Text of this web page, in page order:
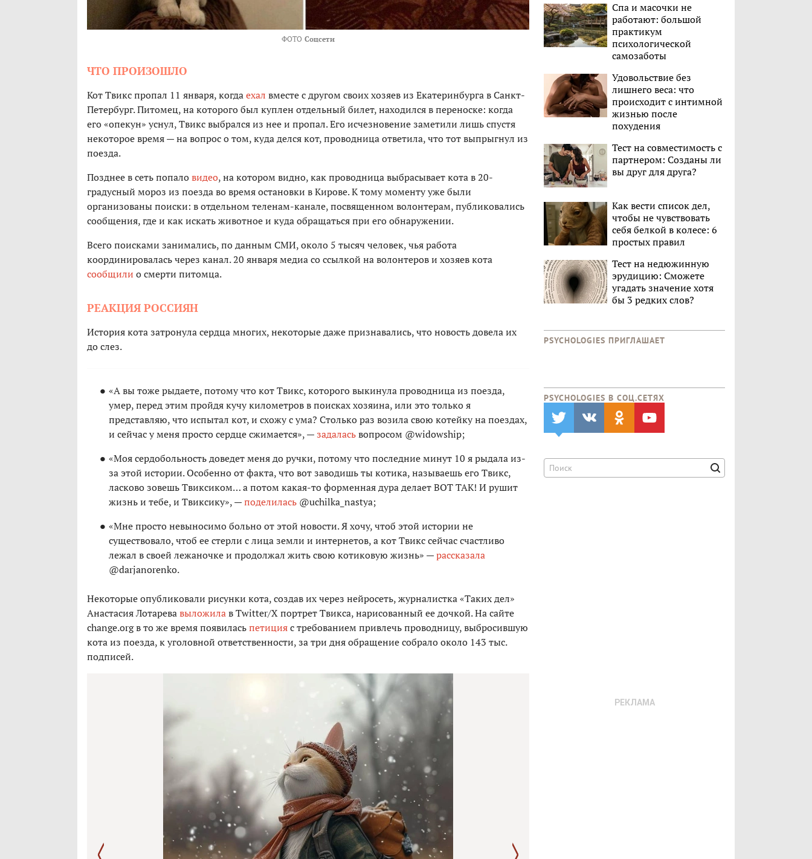
ФОТО Соцсети
ЧТО ПРОИЗОШЛО
Кот Твикс пропал 11 января, когдаехал вместе с другом своих хозяев из Екатеринбурга в Санкт-
Петербург. Питомец, на которого был куплен отдельный билет, находился в переноске: когда
его «опекун» уснул, Твикс выбрался из нее и пропал. Его исчезновение заметили лишь спустя
некоторое время — на вопрос о том, куда делся кот, проводница ответила, что тот выпрыгнул из
поезда.
Позднее в сеть попаловидео, на котором видно, как проводница выбрасывает кота в 20-
градусный мороз из поезда во время остановки в Кирове. К тому моменту уже были
организованы поиски: в отдельном теленам-канале, посвященном волонтерам, публиковались
сообщения, где и как искать животное и куда обращаться при его обнаружении.
Всего поисками занимались, по данным СМИ, около 5 тысяч человек, чья работа
координировалась через канал. 20 января медиа со ссылкой на волонтеров и хозяев кота
сообщили о смерти питомца.
РЕАКЦИЯ РОССИЯН
История кота затронула сердца многих, некоторые даже признавались, что новость довела их
до слез.
«А вы тоже рыдаете, потому что кот Твикс, которого выкинула проводница из поезда,
умер, перед этим пройдя кучу километров в поисках хозяина, или это только я
представляю, что испытал кот, и схожу с ума? Столько раз возила свою котейку на поездах,
и сейчас у меня просто сердце сжимается», —задаласьвопросом @widowship;
«Моя сердобольность доведет меня до ручки, потому что последние минут 10 я рыдала из-
за этой истории. Особенно от факта, что вот заводишь ты котика, называешь его Твикс,
ласково зовешь Твиксиком… а потом какая-то форменная дура делает ВОТ ТАК! И рушит
жизнь и тебе, и Твиксику», —поделилась @uchilka_nastya;
«Мне просто невыносимо больно от этой новости. Я хочу, чтоб этой истории не
существовало, чтоб ее стерли с лица земли и интернетов, а кот Твикс сейчас счастливо
лежал в своей лежаночке и продолжал жить свою котиковую жизнь» —рассказала
@darjanorenko.
Некоторые опубликовали рисунки кота, создав их через нейросеть, журналистка «Таких дел»
Анастасия Лотаревавыложилав Twitter/X портрет Твикса, нарисованный ее дочкой. На сайте
change.org в то же время появиласьпетицияс требованием привлечь проводницу, выбросившую
кота из поезда, к уголовной ответственности, за три дня обращение собрало около 143 тыс.
подписей.
Спа и масочки не
работают: большой
практикум
психологической
самозаботы
Удовольствие без
лишнего веса: что
происходит с интимной
жизнью после
похудения
Тест на совместимость с
партнером: Созданы ли
вы друг для друга?
Как вести список дел,
чтобы не чувствовать
себя белкой в колесе: 6
простых правил
Тест на недюжинную
эрудицию: Сможете
угадать значение хотя
бы 3 редких слов?
PSYCHOLOGIES ПРИГЛАШАЕТ
PSYCHOLOGIES В CОЦ.СЕТЯХ